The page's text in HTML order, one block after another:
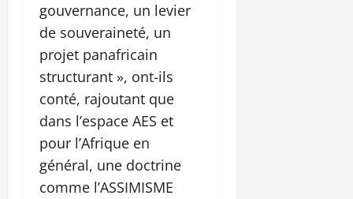
gouvernance, un levier
de souveraineté, un
projet panafricain
structurant », ont-ils
conté, rajoutant que
dans l’espace AES et
pour l’Afrique en
général, une doctrine
comme l’ASSIMISME